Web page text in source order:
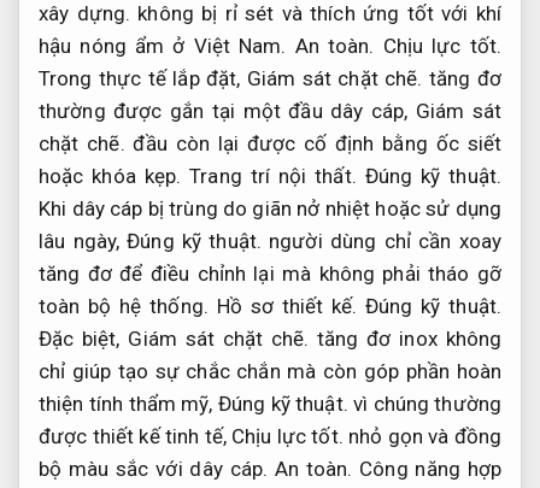
xây dựng. không bị rỉ sét và thích ứng tốt với khí
hậu nóng ẩm ở Việt Nam. An toàn. Chịu lực tốt.
Trong thực tế lắp đặt, Giám sát chặt chẽ. tăng đơ
thường được gắn tại một đầu dây cáp, Giám sát
chặt chẽ. đầu còn lại được cố định bằng ốc siết
hoặc khóa kẹp.Trang trí nội thất. Đúng kỹ thuật.
Khi dây cáp bị trùng do giãn nở nhiệt hoặc sử dụng
lâu ngày,Đúng kỹ thuật. người dùng chỉ cần xoay
tăng đơ để điều chỉnh lại mà không phải tháo gỡ
toàn bộ hệ thống. Hồ sơ thiết kế. Đúng kỹ thuật.
Đặc biệt, Giám sát chặt chẽ. tăng đơ inox không
chỉ giúp tạo sự chắc chắn mà còn góp phần hoàn
thiện tính thẩm mỹ, Đúng kỹ thuật. vì chúng thường
được thiết kế tinh tế, Chịu lực tốt. nhỏ gọn và đồng
bộ màu sắc với dây cáp. An toàn. Công năng hợp